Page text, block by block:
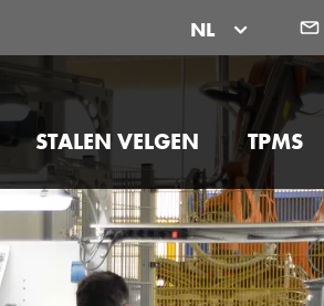
NL
STALEN VELGEN TPMS